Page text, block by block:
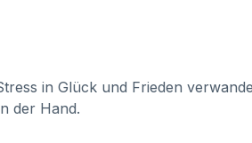
in Glück und Frieden
der Hand.